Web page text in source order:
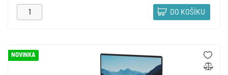
DO KOŠÍKU
NOVINKA